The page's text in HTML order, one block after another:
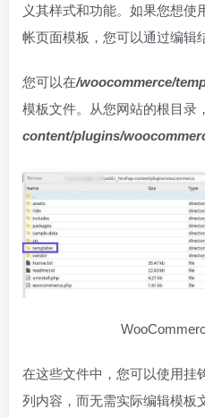
义其样式和功能。如果您想使
帐页面模板，您可以通过编辑
您可以在/woocommerce/
模板文件。从您网站的根目录
content/plugins/
在这些文件中，您可以使用挂
列内容，而无需实际编辑模板